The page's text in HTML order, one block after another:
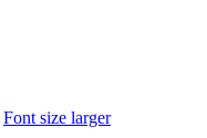
Font size larger